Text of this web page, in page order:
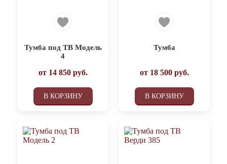
Тумба под ТВ Модель
4
от 14 850руб.
В КОРЗИНУ
Тумба
от 18 500руб.
В КОРЗИНУ